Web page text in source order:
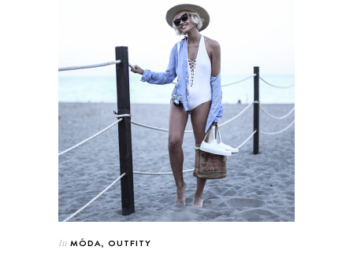
In MÓDA, OUTFITY